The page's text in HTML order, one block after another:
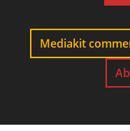
Mediakit